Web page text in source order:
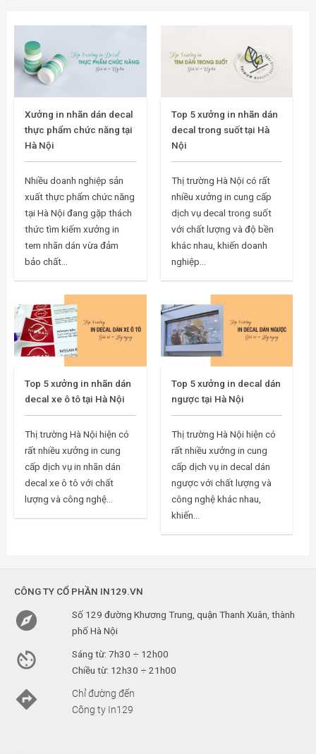
Xưởng in nhãn dán decal
thực phẩm chức năng tại
Hà Nội
Nhiều doanh nghiệp sản
xuất thực phẩm chức năng
tại Hà Nội đang gặp thách
thức tìm kiếm xưởng in
tem nhãn dán vừa đảm
bảo chất...
Top 5 xưởng in nhãn dán
decal trong suốt tại Hà
Nội
Thị trường Hà Nội có rất
nhiều xưởng in cung cấp
dịch vụ decal trong suốt
với chất lượng và độ bền
khác nhau, khiến doanh
nghiệp...
Top 5 xưởng in nhãn dán
decal xe ô tô tại Hà Nội
Thị trường Hà Nội hiện có
rất nhiều xưởng in cung
cấp dịch vụ in nhãn dán
decal xe ô tô với chất
lượng và công nghệ...
Top 5 xưởng in decal dán
ngược tại Hà Nội
Thị trường Hà Nội hiện có
rất nhiều xưởng in cung
cấp dịch vụ in decal dán
ngược với chất lượng và
công nghệ khác nhau,
khiến...
CÔNG TY CỔ PHẦN IN129.VN

Số 129 đường Khương Trung, quận Thanh Xuân, thành
phố Hà Nội

Sáng từ: 7h30 ÷ 12h00
Chiều từ: 12h30 ÷ 21h00

Chỉ đường đến
Công ty In129